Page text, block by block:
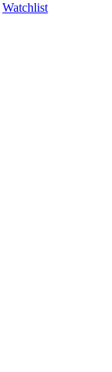
Watchlist